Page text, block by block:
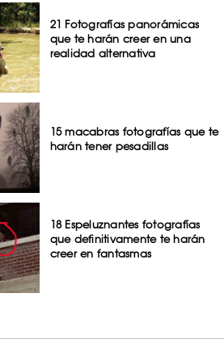
21 Fotografías panorámicas
que te harán creer en una
realidad alternativa
15 macabras fotografías que te
harán tener pesadillas
18 Espeluznantes fotografías
que definitivamente te harán
creer en fantasmas